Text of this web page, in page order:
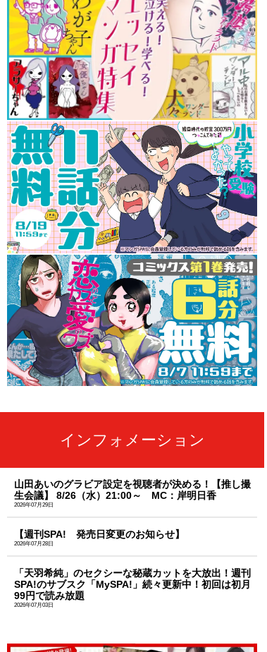
インフォメーション
山田あいのグラビア設定を視聴者が決める！【推し撮
生会議】 8/26（水）21:00～ MC：岸明日香
2026年07月29日
【週刊SPA! 発売日変更のお知らせ】
2026年07月28日
「天羽希純」のセクシーな秘蔵カットを大放出！週刊
SPA!のサブスク「MySPA!」続々更新中！初回は初月
99円で読み放題
2026年07月03日